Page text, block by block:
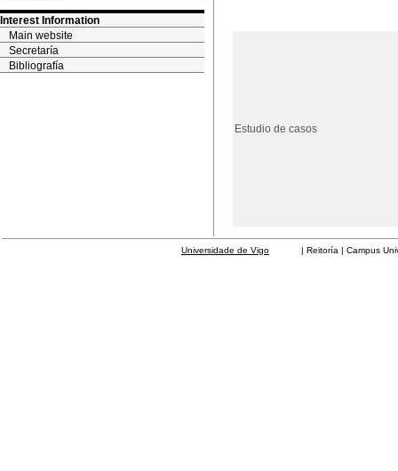
Interest Information
Main website
Secretaría
Bibliografía
Estudio de casos
Universidade de Vigo | Reitoría | Campus